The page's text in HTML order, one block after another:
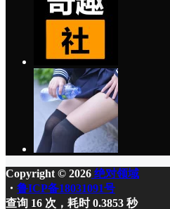
Copyright © 2026 绝对领域
・ 鲁ICP备18031091号
查询 16 次，耗时 0.3853 秒